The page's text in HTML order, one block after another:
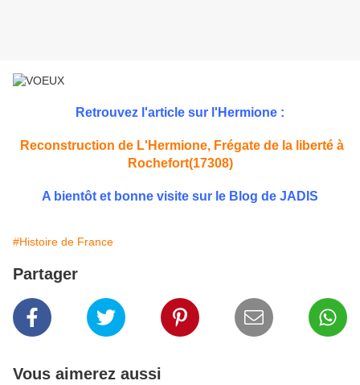
Retrouvez l'article sur l'Hermione :
Reconstruction de L'Hermione, Frégate de la liberté à
Rochefort(17308)
A bientôt et bonne visite sur le Blog de JADIS
#Histoire de France
Partager
Vous aimerez aussi